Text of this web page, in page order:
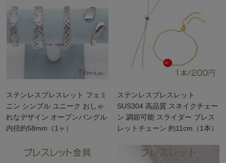
ステンレスブレスレット フェミ
ニン シンプル ユニーク おしゃ
れなデザイン オープンバングル
内径約58mm（1ヶ）
ステンレスブレスレット
SUS304 高品質 スネイクチェー
ン 調節可能 スライダー ブレス
レットチェーン 約11cm（1本）